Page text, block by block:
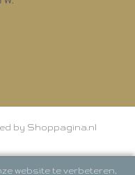
by Shoppagina.nl
website te verbeteren,